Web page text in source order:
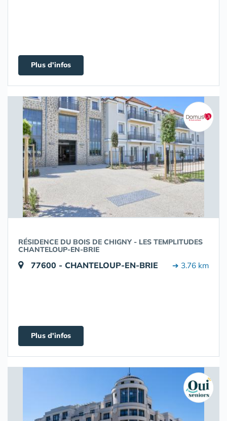
Plus d'infos
RÉSIDENCE DU BOIS DE CHIGNY - LES TEMPLITUDES
CHANTELOUP-EN-BRIE
77600 - CHANTELOUP-EN-BRIE ➔ 3.76 km
Plus d'infos